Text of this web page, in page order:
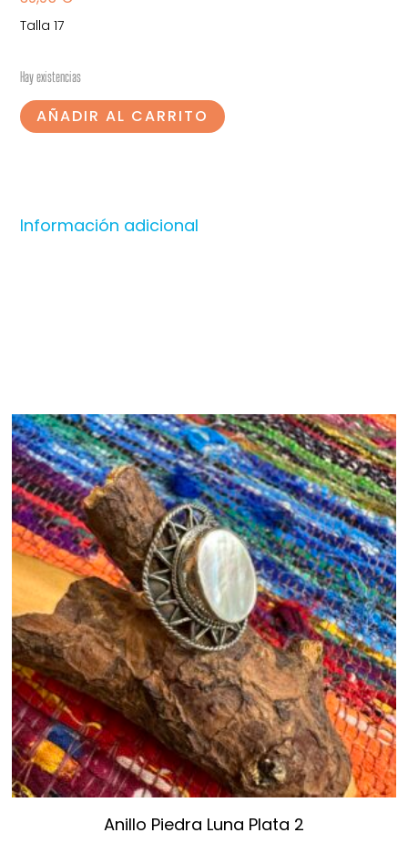
Talla 17
Hay existencias
AÑADIR AL CARRITO
Información adicional
Anillo Piedra Luna Plata 2